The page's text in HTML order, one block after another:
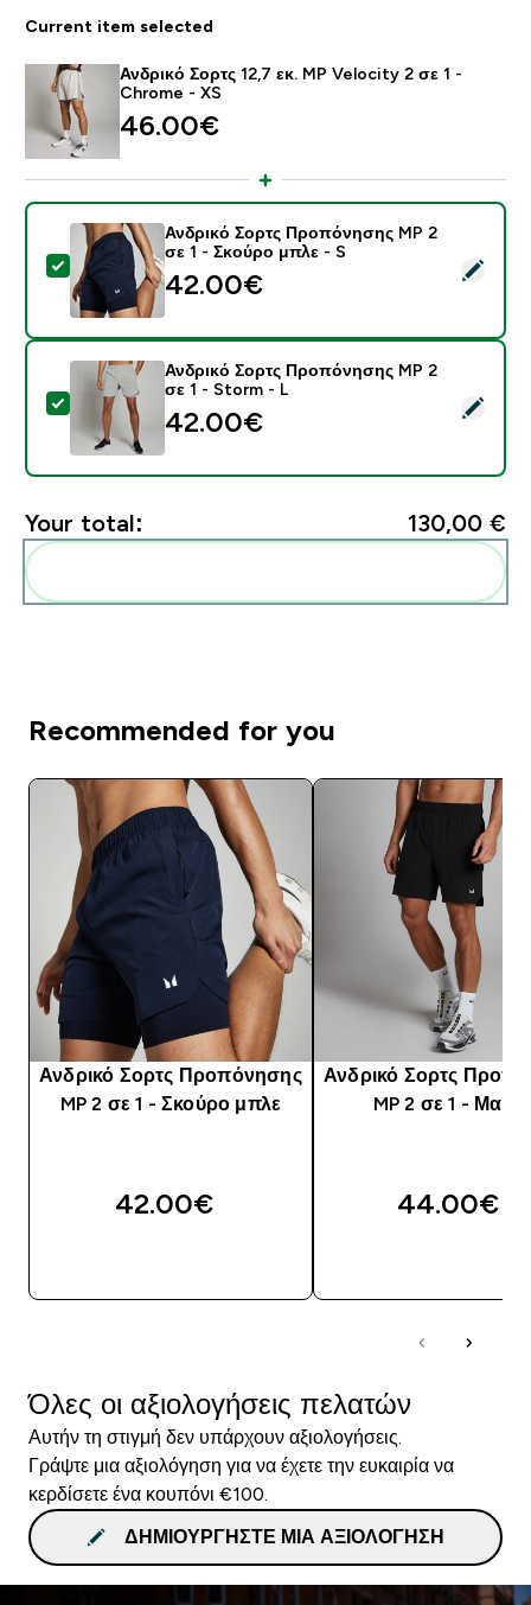
Current item selected
Ανδρικό Σορτς 12,7 εκ. MP Velocity 2 σε 1 -
Chrome - XS
46.00€‎
Select this product - Ανδρικό Σορτς Προπόνησης MP
Ανδρικό Σορτς Προπόνησης MP 2
σε 1 - Σκούρο μπλε - S
42.00€‎
Select this product - Ανδρικό Σορτς Προπόνησης MP
Ανδρικό Σορτς Προπόνησης MP 2
σε 1 - Storm - L
42.00€‎
Your total: 130,00 €‎
Recommended for you
Ανδρικό Σορτς Προπόνησης
MP 2 σε 1 - Σκούρο μπλε
42.00€‎
Ανδρικό Σορτς
MP 2 σε 1 -
44.00€‎
Όλες οι αξιολογήσεις πελατών
Αυτήν τη στιγμή δεν υπάρχουν αξιολογήσεις.
Γράψτε μια αξιολόγηση για να έχετε την ευκαιρία να
κερδίσετε ένα κουπόνι €100.
ΔΗΜΙΟΥΡΓΉΣΤΕ ΜΙΑ ΑΞΙΟΛΌΓΗΣΗ